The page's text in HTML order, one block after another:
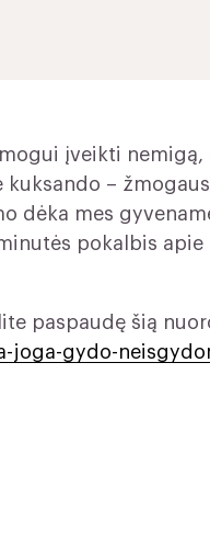
įveikti
kuksando –
dėka mes
pokalbis
paspaudę šią
joga-gydo-